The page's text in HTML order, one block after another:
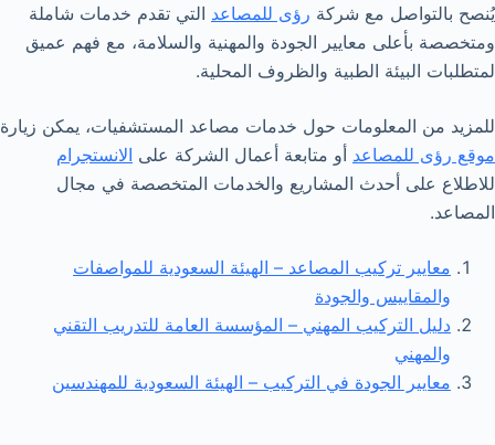
يُنصح بالتواصل مع شركة رؤى للمصاعد التي تقدم خدمات شاملة
ومتخصصة بأعلى معايير الجودة والمهنية والسلامة، مع فهم عميق
لمتطلبات البيئة الطبية والظروف المحلية.
للمزيد من المعلومات حول خدمات مصاعد المستشفيات، يمكن زيارة
موقع رؤى للمصاعد أو متابعة أعمال الشركة على الانستجرام
للاطلاع على أحدث المشاريع والخدمات المتخصصة في مجال
المصاعد.
معايير تركيب المصاعد – الهيئة السعودية للمواصفات
والمقاييس والجودة
دليل التركيب المهني – المؤسسة العامة للتدريب التقني
والمهني
معايير الجودة في التركيب – الهيئة السعودية للمهندسين